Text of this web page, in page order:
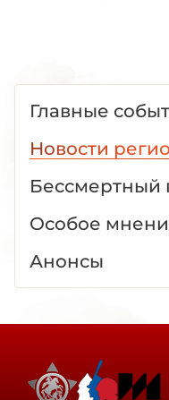
Главные
Новости
Бессмертный
Особое
Анонсы